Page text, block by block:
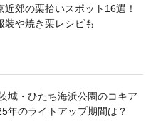
ます。
近郊の栗拾いスポット16選！
装や焼き栗レシピも
城・ひたち海浜公園のコキア
年のライトアップ期間は？